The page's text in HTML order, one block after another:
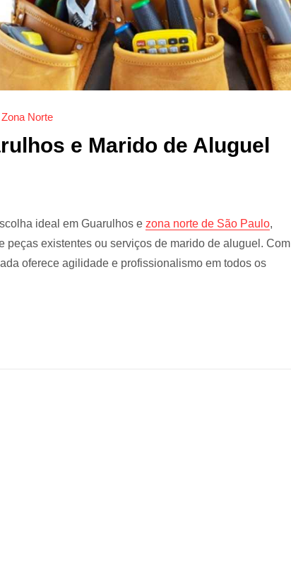
Zona Norte
e Marido de Aluguel
ideal em Guarulhos e zona norte de São Paulo,
existentes ou serviços de marido de aluguel. Com
oferece agilidade e profissionalismo em todos os